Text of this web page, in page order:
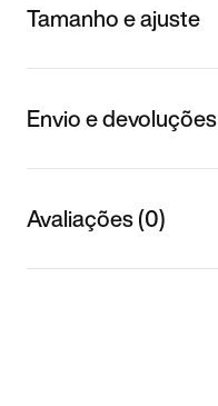
Tamanho e ajuste
Envio e devoluções
Avaliações (0)